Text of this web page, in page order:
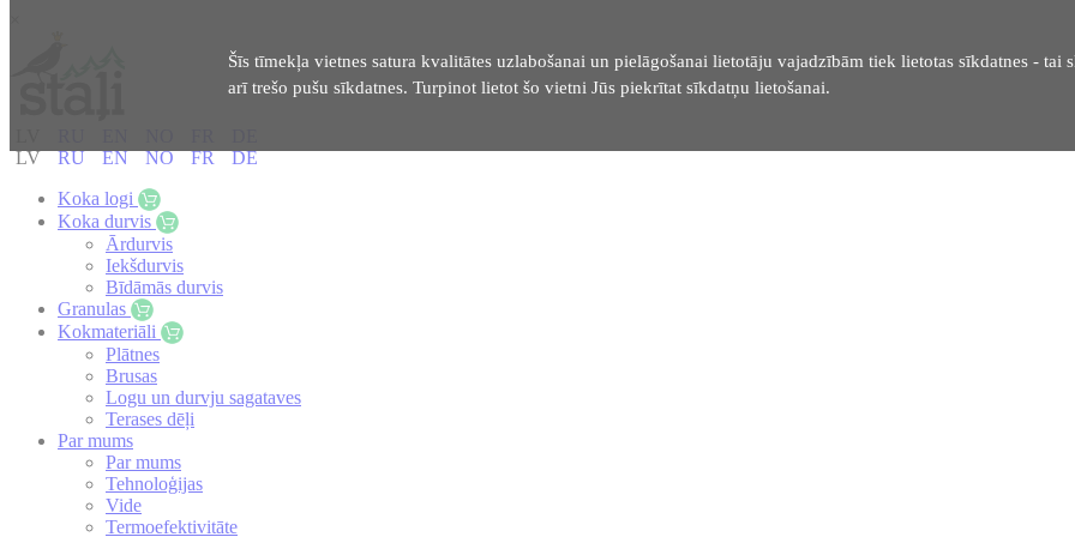
Šīs tīmekļa vietnes satura kvalitātes uzlabošanai un pielāgošanai lietotāju vajadzībām tiek lietotas sīkdatnes - tai
arī trešo pušu sīkdatnes. Turpinot lietot šo vietni Jūs piekrītat sīkdatņu lietošanai.
LV RU EN NO FR DE
Koka logi
Koka durvis
Ārdurvis
Iekšdurvis
Bīdāmās durvis
Granulas
Kokmateriāli
Plātnes
Brusas
Logu un durvju sagataves
Terases dēļi
Par mums
Par mums
Tehnoloģijas
Vide
Termoefektivitāte